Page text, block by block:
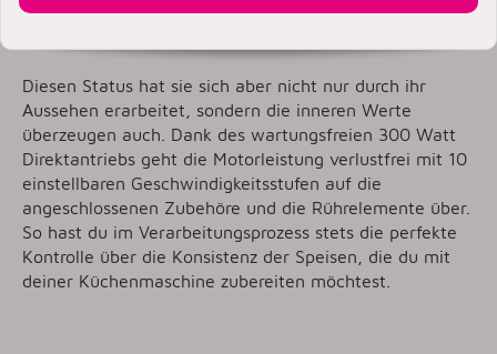
Planeten, sondern mit ihrem mehrfach prämierten
Diesen Status hat sie sich aber nicht nur durch ihr
Aussehen erarbeitet, sondern die inneren Werte
überzeugen auch. Dank des wartungsfreien 300 Watt
Direktantriebs geht die Motorleistung verlustfrei mit 10
einstellbaren Geschwindigkeitsstufen auf die
angeschlossenen Zubehöre und die Rührelemente über.
So hast du im Verarbeitungsprozess stets die perfekte
Kontrolle über die Konsistenz der Speisen, die du mit
deiner Küchenmaschine zubereiten möchtest.